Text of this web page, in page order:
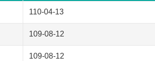
110-04-13
109-08-12
109-08-12